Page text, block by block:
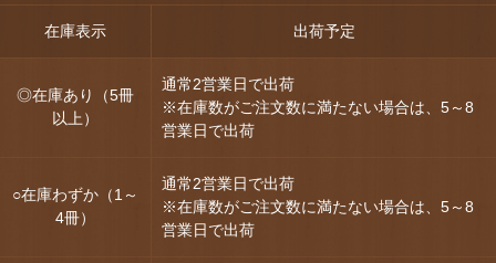
在庫表示 出荷予定
◎在庫あり（5冊
以上）
通常2営業日で出荷
※在庫数がご注文数に満たない場合は、5～8
営業日で出荷
○在庫わずか（1～
4冊）
通常2営業日で出荷
※在庫数がご注文数に満たない場合は、5～8
営業日で出荷